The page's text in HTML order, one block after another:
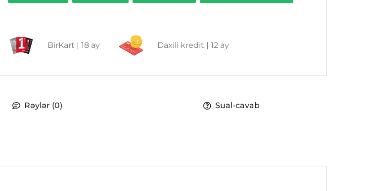
BirKart | 18 ay Daxili kredit | 12 ay
Rəylər (0) Sual-cavab